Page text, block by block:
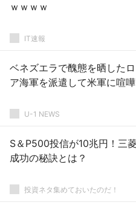
ｗｗｗｗ
IT速報
ベネズエラで醜態を晒した
ア海軍を派遣して米軍に喧
U-1 NEWS
S＆P500投信が10兆円！三
成功の秘訣とは？
投資ネタ集めておいたのだ！